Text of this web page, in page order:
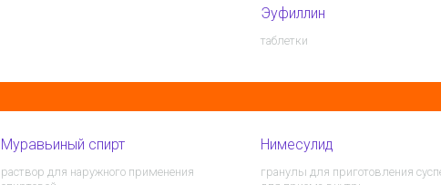
Эуфиллин
таблетки
Муравьиный спирт
раствор для наружного применения
Нимесулид
гранулы для приготовления